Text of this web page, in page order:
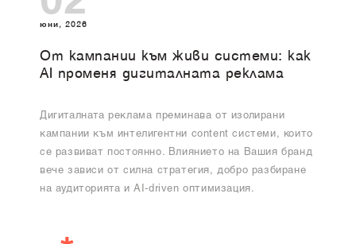
юни, 2026
От кампании към живи системи: как
AI променя дигиталната реклама
Дигиталната реклама преминава от изолирани
кампании към интелигентни content системи, които
се развиват постоянно. Влиянието на Вашия бранд
вече зависи от силна стратегия, добро разбиране
на аудиторията и AI-driven оптимизация.